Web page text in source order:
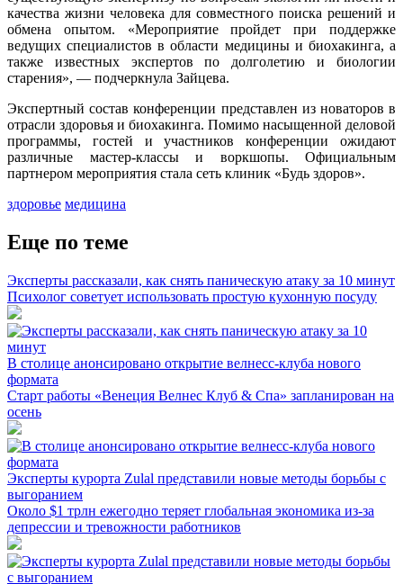
качества жизни человека для совместного поиска решений и
обмена опытом. «Мероприятие пройдет при поддержке
ведущих специалистов в области медицины и биохакинга, а
также известных экспертов по долголетию и биологии
старения», — подчеркнула Зайцева.
Экспертный состав конференции представлен из новаторов в
отрасли здоровья и биохакинга. Помимо насыщенной деловой
программы, гостей и участников конференции ожидают
различные мастер-классы и воркшопы. Официальным
партнером мероприятия стала сеть клиник «Будь здоров».
здоровье медицина
Еще по теме
Эксперты рассказали, как снять паническую атаку за 10 минут
Психолог советует использовать простую кухонную посуду
В столице анонсировано открытие велнесс-клуба нового
формата
Старт работы «Венеция Велнес Клуб & Спа» запланирован на
осень
Эксперты курорта Zulal представили новые методы борьбы с
выгоранием
Около $1 трлн ежегодно теряет глобальная экономика из-за
депрессии и тревожности работников